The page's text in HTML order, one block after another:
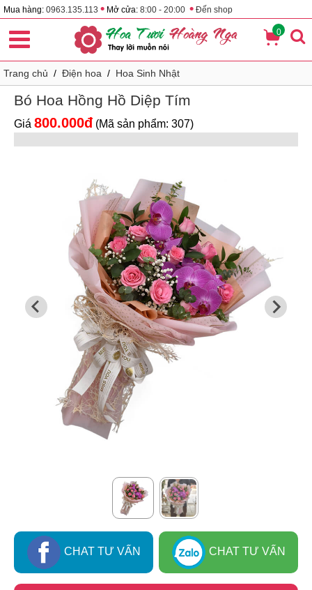
Mua hàng: 0963.135.113 • Mở cửa: 8:00 - 20:00 • Đến shop
0
Trang chủ / Điện hoa / Hoa Sinh Nhật
Bó Hoa Hồng Hồ Diệp Tím
Giá 800.000đ (Mã sản phẩm: 307)
CHAT TƯ VẤN CHAT TƯ VẤN